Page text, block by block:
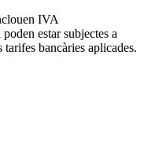
IVA
estar subjectes a
bancàries aplicades.